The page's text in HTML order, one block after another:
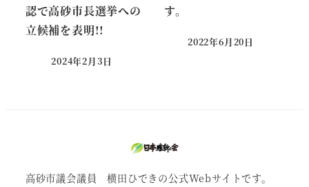
認で高砂市長選挙への
立候補を表明!!
投稿日
2024年2月3日
す。
投稿日
2022年6月20日
高砂市議会議員 横田ひできの公式Webサイトです。